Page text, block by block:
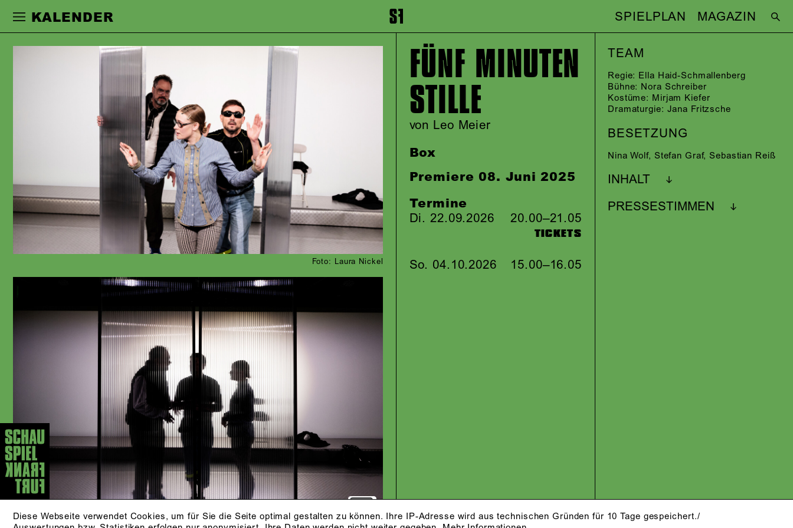
Zur Hauptnavigation springen Zum Footer springen
KALENDER SPIELPLAN MAGAZIN
Diese Webseite verwendet Cookies, um für Sie die Seite optimal gestalten zu können. Ihre IP-Adresse wird aus technischen Gründen für 10 Tage gespeichert./
FÜNF MINUTEN
STILLE
von Leo Meier
Box
Premiere 08. Juni 2025
Termine
Di. 22.09.2026
20.00–21.05
TICKETS
So. 04.10.2026 15.00–16.05
TEAM
Regie: Ella Haid-Schmallenberg
Bühne: Nora Schreiber
Kostüme: Mirjam Kiefer
Dramaturgie: Jana Fritzsche
BESETZUNG
Nina Wolf, Stefan Graf,Sebastian Reiß
INHALT
PRESSESTIMMEN
Foto: Laura Nickel